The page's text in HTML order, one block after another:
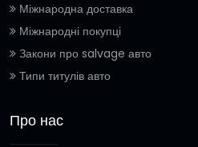
Міжнародна доставка
Міжнародні покупці
Закони про salvage авто
Типи титулів авто
Про нас